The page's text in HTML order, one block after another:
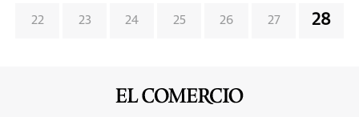
22 23 24 25 26 27 28